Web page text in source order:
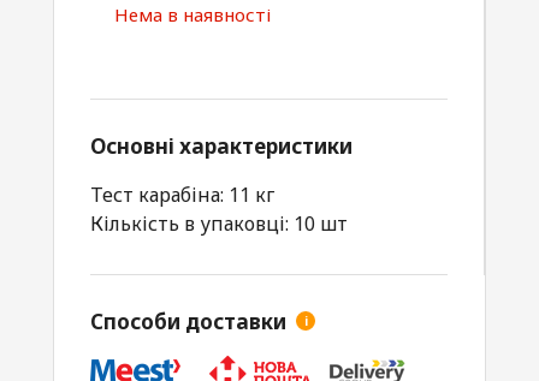
Нема в наявності
Основні характеристики
Тест карабіна: 11 кг
Кількість в упаковці: 10 шт
Способи доставки i